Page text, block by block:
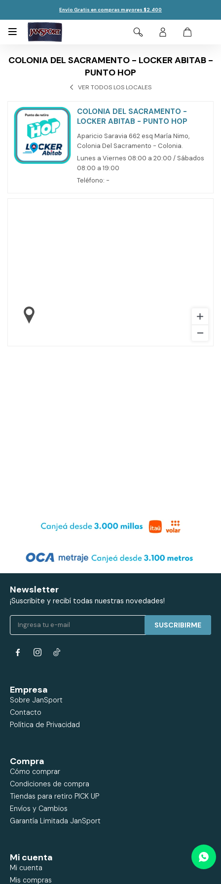
Envío Gratis en compras mayores $2.400

COLONIA DEL SACRAMENTO - LOCKER ABITAB -
PUNTO HOP
VER TODOS LOS LOCALES
COLONIA DEL SACRAMENTO -
LOCKER ABITAB - PUNTO HOP
Aparicio Saravia 662 esq María Nimo,
Colonia Del Sacramento - Colonia.
Lunes a Viernes 08:00 a 20:00 / Sábados
08:00 a 19:00
Teléfono: -
Newsletter
¡Suscribite y recibí todas nuestras novedades!
SUSCRIBIRME
 
Empresa
Sobre JanSport
Contacto
Política de Privacidad
Compra
Cómo comprar
Condiciones de compra
Tiendas para retiro PICK UP
Envíos y Cambios
Garantía Limitada JanSport
Mi cuenta
Mi cuenta
Mis compras